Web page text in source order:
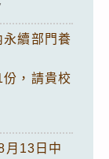
續部門養
，請貴校
月13日中